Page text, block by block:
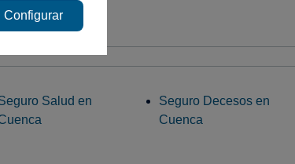
Salud en
Seguro Decesos en
Cuenca
Configurar